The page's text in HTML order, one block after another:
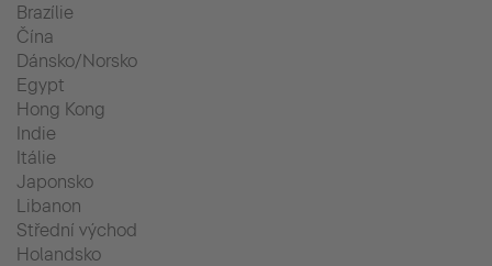
Brazílie
Čína
Dánsko/Norsko
Egypt
Hong Kong
Indie
Itálie
Japonsko
Libanon
Střední východ
Holandsko